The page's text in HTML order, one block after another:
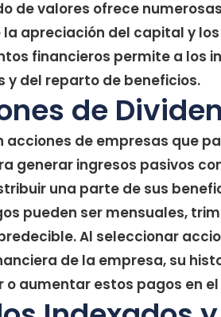
de valores ofrece
apreciación del capital y
financieros permite a los
y del reparto de beneficios.
de
acciones de empresas que
generar ingresos pasivos
una parte de sus
pueden ser mensuales,
Al seleccionar
de la empresa, su
o aumentar estos pagos en